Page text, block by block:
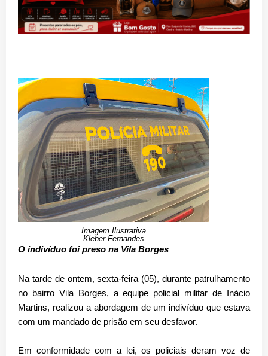
Imagem Ilustrativa
Kleber Fernandes
O indivíduo foi preso na Vila Borges
Na tarde de ontem, sexta-feira (05), durante patrulhamento
no bairro Vila Borges, a equipe policial militar de Inácio
Martins, realizou a abordagem de um indivíduo que estava
com um mandado de prisão em seu desfavor.
Em conformidade com a lei, os policiais deram voz de